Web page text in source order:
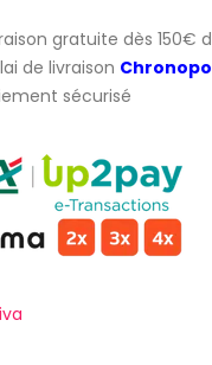
gratuite dès 150€
de livraison
sécurisé